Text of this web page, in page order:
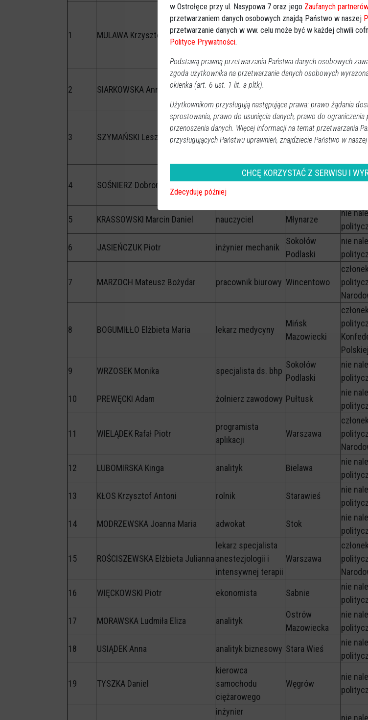
1 MULAWA Krzysztof
kontroler
finansowy
Siedlce
2 SIARKOWSKA Anna Maria
specjalista
zarządzania
kryzysowego
3 SZYMAŃSKI Leszek Bogdan przedsiębiorca Siedlce
4 SOŚNIERZ Dobromir Andrzej
5 KRASSOWSKI Marcin Daniel nauczyciel Młynarze
nie
6 JASIEŃCZUK Piotr inżynier mechanik
Sokołów
Podlaski
nie
7 MARZOCH Mateusz Bożydar pracownik biurowy Wincentowo
8 BOGUMIŁŁO Elżbieta Maria lekarz medycyny
Mińsk
Mazowiecki
Polskiej
9 WRZOSEK Monika specjalista ds. bhp
Sokołów
Podlaski
nie
10 PREWĘCKI Adam żołnierz zawodowy Pułtusk
nie
11 WIELĄDEK Rafał Piotr
programista
aplikacji
Warszawa
12 LUBOMIRSKA Kinga analityk Bielawa
nie
13 KŁOS Krzysztof Antoni rolnik Starawieś
nie
14 MODRZEWSKA Joanna Maria adwokat Stok
nie
15 ROŚCISZEWSKA Elżbieta Julianna
lekarz specjalista
anestezjologii i
intensywnej terapii
Warszawa
16 WIĘCKOWSKI Piotr ekonomista Sabnie
nie
17 MORAWSKA Ludmiła Eliza analityk
Ostrów
Mazowiecka
nie
18 USIĄDEK Anna analityk biznesowy Stara Wieś
nie
19 TYSZKA Daniel
kierowca
samochodu
ciężarowego
Węgrów
nie
inżynier
nie
w Ostrołęce przy ul. Nasypowa 7 oraz jego Zaufanych partnerów
przetwarzaniem danych osobowych znajdą Państwo w naszej
przetwarzanie danych w ww. celu może być w każdej chwili
Polityce Prywatności.
Podstawą prawną przetwarzania Państwa danych osobowych
zgoda użytkownika na przetwarzanie danych osobowych
okienka (art. 6 ust. 1 lit. a pltk).
Użytkownikom przysługują następujące prawa: prawo żądania
sprostowania, prawo do usunięcia danych, prawo do
przenoszenia danych. Więcej informacji na temat przetwarzania
przysługujących Państwu uprawnień, znajdziecie Państwo w naszej
CHCĘ KORZYSTAĆ Z SERWISU I
Zdecyduję później